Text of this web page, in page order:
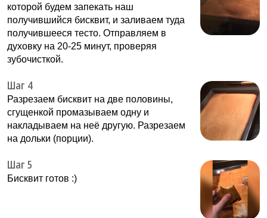
которой будем запекать наш
получившийся бисквит, и заливаем туда
получившееся тесто. Отправляем в
духовку на 20-25 минут, проверяя
зубочисткой.
Шаг 4
Разрезаем бисквит на две половины,
сгущенкой промазываем одну и
накладываем на неё другую. Разрезаем
на дольки (порции).
Шаг 5
Бисквит готов :)